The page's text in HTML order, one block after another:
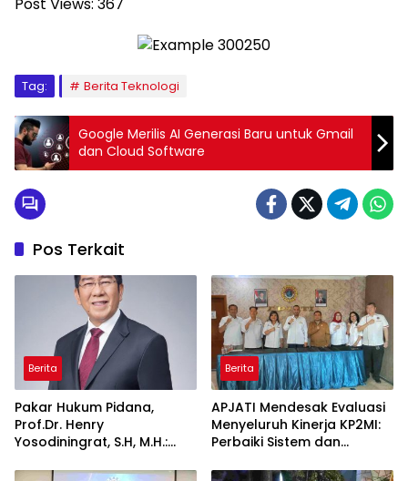
Post Views: 367
Tag: Berita Teknologi
Google Merilis AI Generasi Baru untuk Gmail
dan Cloud Software
Pos Terkait
Berita
Pakar Hukum Pidana,
Prof.Dr. Henry
Yosodiningrat, S.H, M.H.:
Tersangka, Hak Didampingi
Berita
APJATI Mendesak Evaluasi
Menyeluruh Kinerja KP2MI:
Perbaiki Sistem dan
Bukan Penutupan